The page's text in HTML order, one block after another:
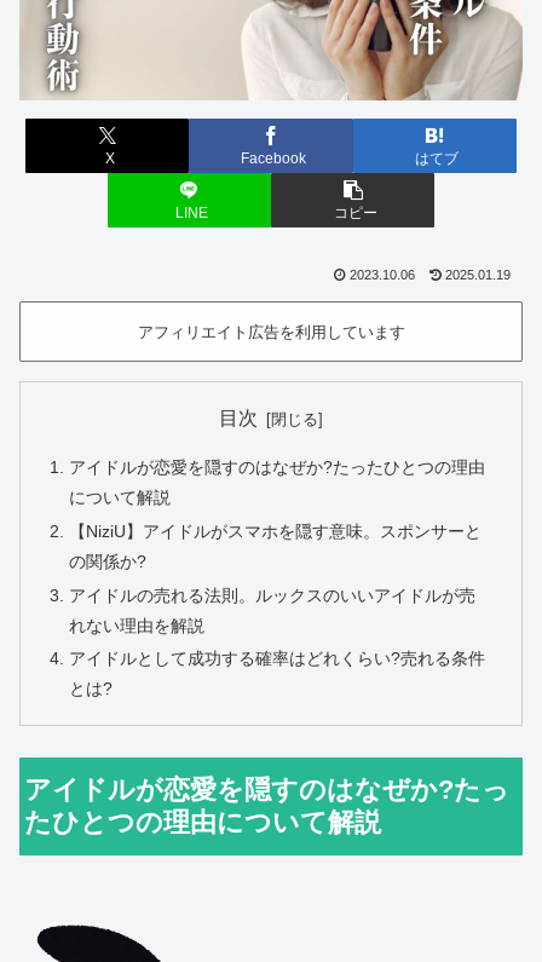
X Facebook はてブ
LINE コピー
2023.10.06 2025.01.19
アフィリエイト広告を利用しています
目次
アイドルが恋愛を隠すのはなぜか?たったひとつの理由
について解説
【NiziU】アイドルがスマホを隠す意味。スポンサーと
の関係か?
アイドルの売れる法則。ルックスのいいアイドルが売
れない理由を解説
アイドルとして成功する確率はどれくらい?売れる条件
とは?
アイドルが恋愛を隠すのはなぜか?たっ
たひとつの理由について解説